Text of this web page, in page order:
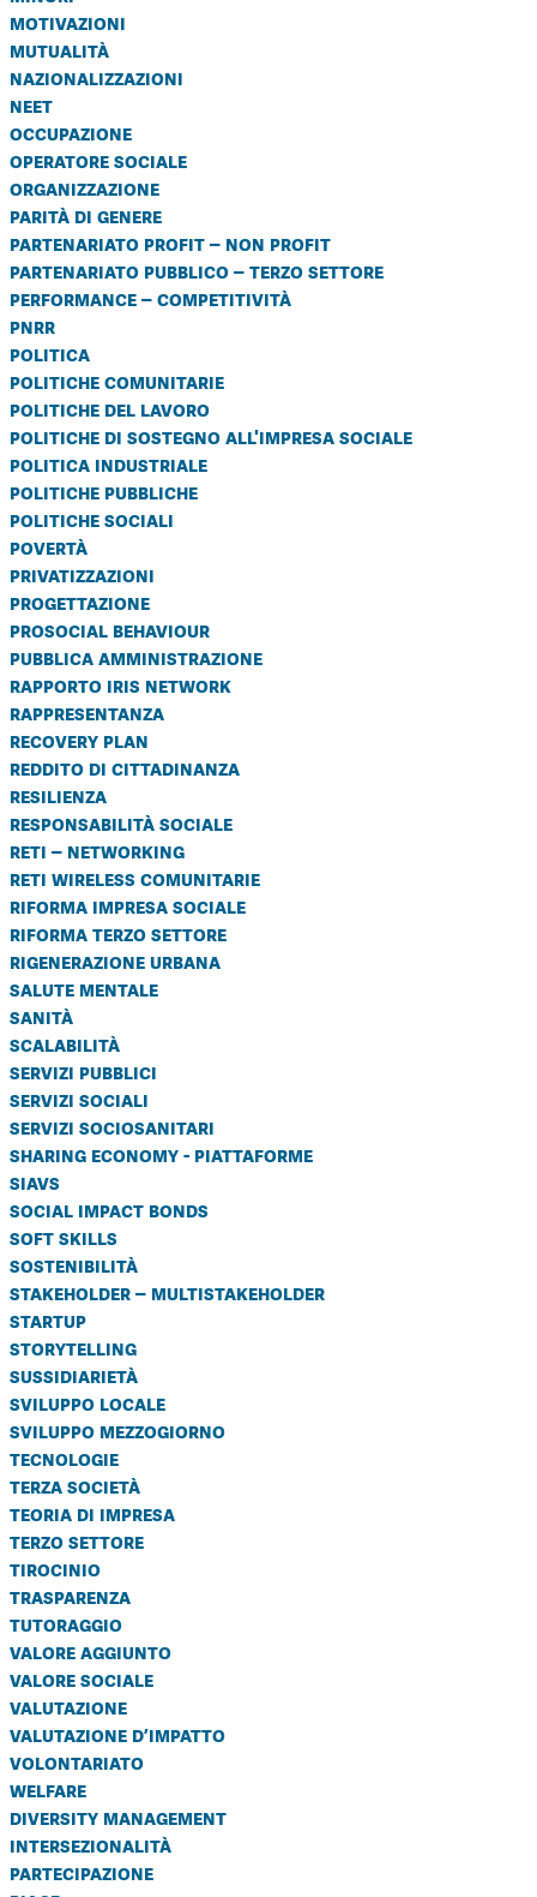
motivazioni
mutualità
nazionalizzazioni
neet
occupazione
operatore sociale
organizzazione
parità di genere
partenariato profit – non profit
partenariato pubblico – terzo settore
performance – competitività
pnrr
politica
politiche comunitarie
politiche del lavoro
politiche di sostegno all'impresa sociale
politica industriale
politiche pubbliche
politiche sociali
povertà
privatizzazioni
progettazione
prosocial behaviour
pubblica amministrazione
rapporto iris network
rappresentanza
recovery plan
reddito di cittadinanza
resilienza
responsabilità sociale
reti – networking
reti wireless comunitarie
riforma impresa sociale
riforma terzo settore
rigenerazione urbana
salute mentale
sanità
scalabilità
servizi pubblici
servizi sociali
servizi sociosanitari
sharing economy - piattaforme
siavs
social impact bonds
soft skills
sostenibilità
stakeholder – multistakeholder
startup
storytelling
sussidiarietà
sviluppo locale
sviluppo mezzogiorno
tecnologie
terza società
teoria di impresa
terzo settore
tirocinio
trasparenza
tutoraggio
valore aggiunto
valore sociale
valutazione
valutazione d’impatto
volontariato
welfare
diversity management
intersezionalità
partecipazione